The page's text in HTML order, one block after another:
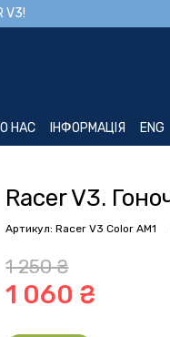
V3!
НАС ІНФОРМАЦІЯ ENG
Racer V3.
Артикул: Racer V3 Color AM1
1 060 ₴
1 250 ₴